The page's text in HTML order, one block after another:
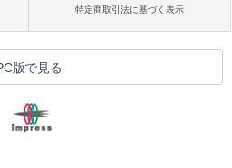
特定商取引法に基づく表示
版で見る